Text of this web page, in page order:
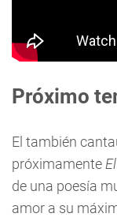
Próximo
El también
próximamente
de una poesía
amor a su